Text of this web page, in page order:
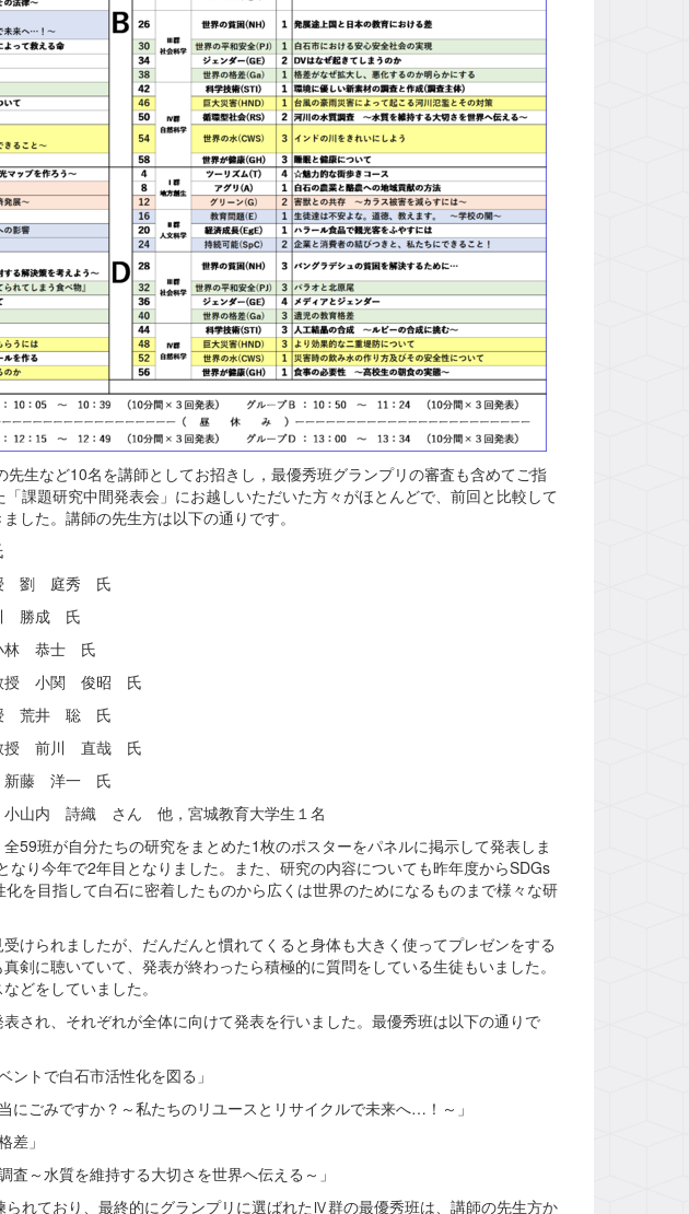
生など10名を講師としてお招きし，最優秀班グランプリの審査も含めてご指
課題研究中間発表会」にお越しいただいた方々がほとんどで、前回と比較して
した。講師の先生方は以下の通りです。
授 劉 庭秀 氏
川 勝成 氏
林 恭士 氏
教授 小関 俊昭 氏
授 荒井 聡 氏
教授 前川 直哉 氏
新藤 洋一 氏
山内 詩織 さん 他，宮城教育大学生１名
59班が自分たちの研究をまとめた1枚のポスターをパネルに掲示して発表しま
なり今年で2年目となりました。また、研究の内容についても昨年度からSDGs
を目指して白石に密着したものから広くは世界のためになるものまで様々な研
けられましたが、だんだんと慣れてくると身体も大きく使ってプレゼンをする
剣に聴いていて、発表が終わったら積極的に質問をしている生徒もいました。
どをしていました。
され、それぞれが全体に向けて発表を行いました。最優秀班は以下の通りで
トで白石市活性化を図る」
ごみですか？～私たちのリユースとリサイクルで未来へ…！～」
差」
～水質を維持する大切さを世界へ伝える～」
れており、最終的にグランプリに選ばれたⅣ群の最優秀班は、講師の先生方か